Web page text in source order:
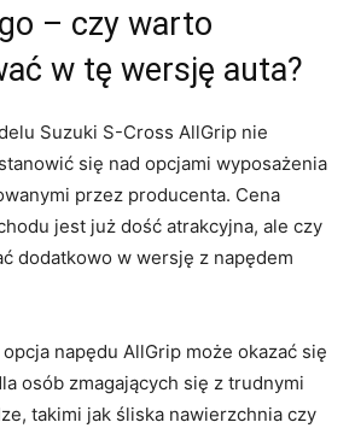
– ​czy warto
w tę wersję auta?
Suzuki S-Cross AllGrip nie
się⁤ nad opcjami wyposażenia
przez producenta. Cena
jest już dość atrakcyjna, ale czy
dodatkowo w wersję z napędem
napędu AllGrip ⁣może okazać się
osób zmagających się z trudnymi
takimi​ jak śliska nawierzchnia czy⁤